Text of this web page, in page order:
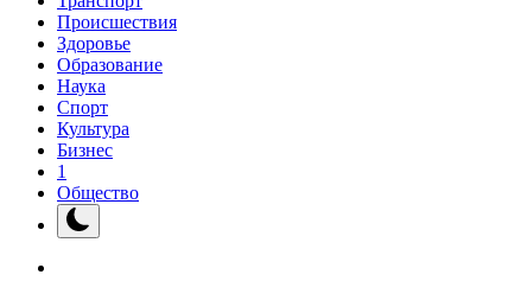
Происшествия
Здоровье
Образование
Наука
Спорт
Культура
Бизнес
1
Общество